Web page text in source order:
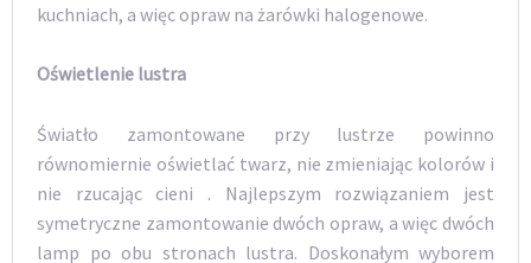
kuchniach, a więc opraw na żarówki halogenowe.
Oświetlenie lustra
Światło zamontowane przy lustrze powinno
równomiernie oświetlać twarz, nie zmieniając kolorów i
nie rzucając cieni . Najlepszym rozwiązaniem jest
symetryczne zamontowanie dwóch opraw, a więc dwóch
lamp po obu stronach lustra. Doskonałym wyborem